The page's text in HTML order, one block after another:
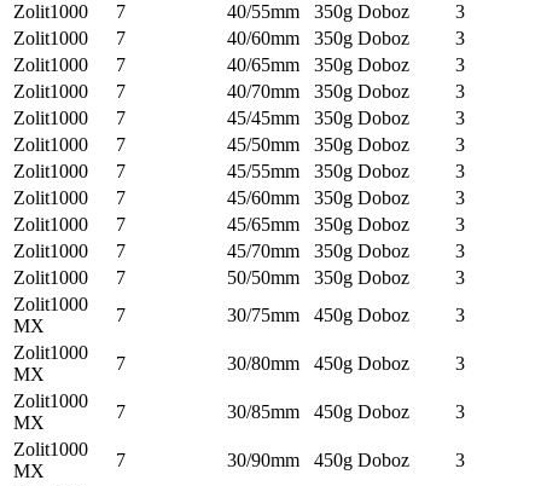
Zolit1000
7 40/55mm 350g Doboz
3
Zolit1000
7 40/60mm 350g Doboz
3
Zolit1000
7 40/65mm 350g Doboz
3
Zolit1000
7 40/70mm 350g Doboz
3
Zolit1000
7 45/45mm 350g Doboz
3
Zolit1000
7 45/50mm 350g Doboz
3
Zolit1000
7 45/55mm 350g Doboz
3
Zolit1000
7 45/60mm 350g Doboz
3
Zolit1000
7 45/65mm 350g Doboz
3
Zolit1000
7 45/70mm 350g Doboz
3
Zolit1000
7 50/50mm 350g Doboz
3
Zolit1000
MX
7 30/75mm 450g Doboz
3
Zolit1000
MX
7 30/80mm 450g Doboz
3
Zolit1000
MX
7 30/85mm 450g Doboz
3
Zolit1000
MX
7 30/90mm 450g Doboz
3